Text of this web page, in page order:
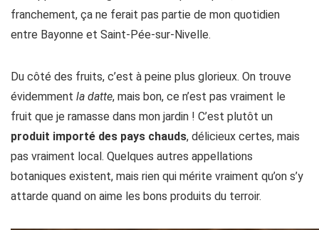
franchement, ça ne ferait pas partie de mon quotidien
entre Bayonne et Saint-Pée-sur-Nivelle.
Du côté des fruits, c’est à peine plus glorieux. On trouve
évidemment la datte, mais bon, ce n’est pas vraiment le
fruit que je ramasse dans mon jardin ! C’est plutôt un
produit importé des pays chauds, délicieux certes, mais
pas vraiment local. Quelques autres appellations
botaniques existent, mais rien qui mérite vraiment qu’on s’y
attarde quand on aime les bons produits du terroir.